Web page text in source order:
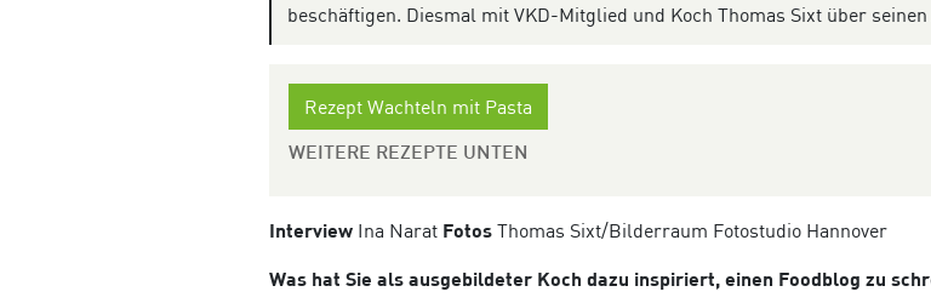
beschäftigen. Diesmal mit VKD-Mitglied und Koch Thomas Sixt über
Rezept Wachteln mit Pasta
WEITERE REZEPTE UNTEN
Interview Ina Narat Fotos Thomas Sixt/Bilderraum Fotostudio Hannover
Was hat Sie als ausgebildeter Koch dazu inspiriert, einen Foodblog zu